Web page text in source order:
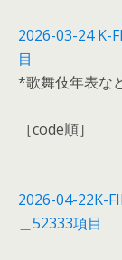
2026-03-24 K-
目
*歌舞伎年表な
［code順］
2026-04-22K-
＿52333項目